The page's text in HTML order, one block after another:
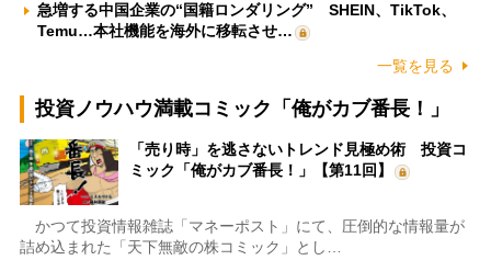
急増する中国企業の“国籍ロンダリング” SHEIN、TikTok、
Temu…本社機能を海外に移転させ…
一覧を見る
投資ノウハウ満載コミック「俺がカブ番長！」
「売り時」を逃さないトレンド見極め術 投資コ
ミック「俺がカブ番長！」【第11回】
かつて投資情報雑誌「マネーポスト」にて、圧倒的な情報量が
詰め込まれた「天下無敵の株コミック」とし…